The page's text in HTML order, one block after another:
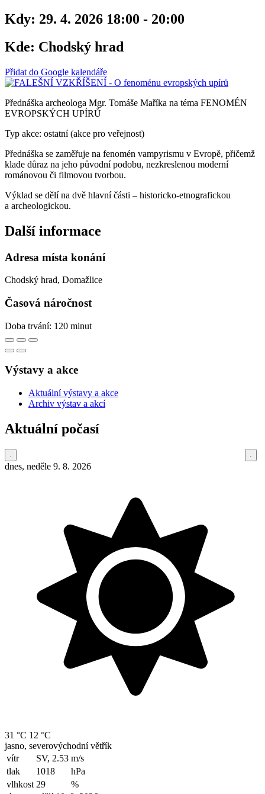
Kdy: 29. 4. 2026 18:00 - 20:00
Kde: Chodský hrad
Přidat do Google kalendáře
Přednáška archeologa Mgr. Tomáše Maříka na téma FENOMÉN
EVROPSKÝCH UPÍRŮ
Typ akce: ostatní (akce pro veřejnost)
Přednáška se zaměřuje na fenomén vampyrismu v Evropě, přičemž
klade důraz na jeho původní podobu, nezkreslenou moderní
románovou či filmovou tvorbou.
Výklad se dělí na dvě hlavní části – historicko-etnografickou
a archeologickou.
Další informace
Adresa místa konání
Chodský hrad, Domažlice
Časová náročnost
Doba trvání: 120 minut
Výstavy a akce
Aktuální výstavy a akce
Archiv výstav a akcí
Aktuální počasí
dnes, neděle 9. 8. 2026
31 °C 12 °C
jasno, severovýchodní větřík
vítr
SV, 2.53 m/s
tlak
1018
hPa
vlhkost 29
%